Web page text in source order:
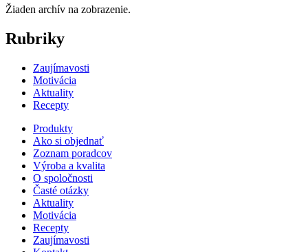
Žiaden archív na zobrazenie.
Rubriky
Zaujímavosti
Motivácia
Aktuality
Recepty
Produkty
Ako si objednať
Zoznam poradcov
Výroba a kvalita
O spoločnosti
Časté otázky
Aktuality
Motivácia
Recepty
Zaujímavosti